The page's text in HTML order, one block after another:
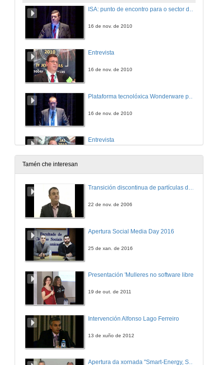
16 de nov. de 2010
Entrevista
16 de nov. de 2010
16 de nov. de 2010
Entrevista
16 de nov. de 2010
Tamén che interesan
Transición discontinua de partículas de microgel termosensible
22 de nov. de 2006
Apertura Social Media Day 2016
25 de xan. de 2016
Presentación 'Mulleres no software libre'
19 de out. de 2011
Intervención Alfonso Lago Ferreiro
13 de xuño de 2012
Apertura da xornada "Smart-Energy, Smart-City"